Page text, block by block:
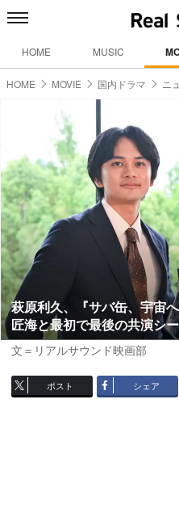
HOME MUSIC
HOME MOVIE 国内ドラマ ニ
萩原利久、『サバ缶、宇宙
匠海と最初で最後の共演シ
文＝リアルサウンド映画部
ポスト シェア